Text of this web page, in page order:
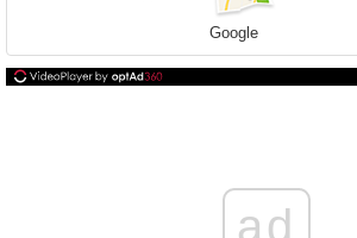
Google
ad